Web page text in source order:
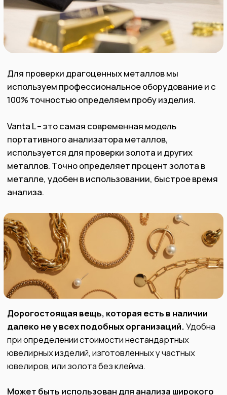
Если ваши ювелирные изделия
ликвидные, в отличном состоянии и
выполнены в традиционном стиле, мы
можем купить их за стоимость,
Посетите наш Офисили пришлите
фото Ваших изделий в любой из наших
мессенджеров и получите
Обращаясь к нам, Вы получаете
гарантию честной, прозрачной и
безопасной сделки.
Мы покупаем как импортные, так и
отечественные изделия, имеющие
клеймо или без него.
В нашем центральном офисе есть
профессиональное оборудование для
Вашего изделия.